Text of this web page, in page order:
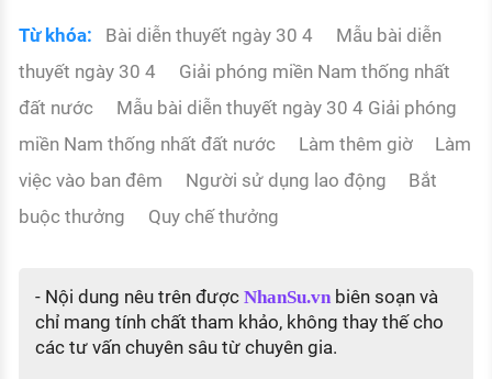
Từ khóa: Bài diễn thuyết ngày 30 4
Mẫu bài diễn
thuyết ngày 30 4
Giải phóng miền Nam thống nhất
đất nước
Mẫu bài diễn thuyết ngày 30 4 Giải phóng
miền Nam thống nhất đất nước
Làm thêm giờ
Làm
việc vào ban đêm
Người sử dụng lao động
Bắt
buộc thưởng
Quy chế thưởng
- Nội dung nêu trên được NhanSu.vnbiên soạn và
chỉ mang tính chất tham khảo, không thay thế cho
các tư vấn chuyên sâu từ chuyên gia.